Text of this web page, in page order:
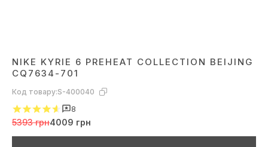
NIKE KYRIE 6 PREHEAT COLLECTION BEIJING
CQ7634-701
Код товару:S-400040
8
5393 грн4009 грн